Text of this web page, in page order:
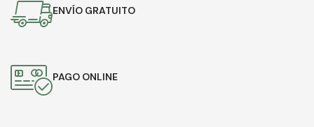
ENVÍO GRATUITO
PAGO ONLINE